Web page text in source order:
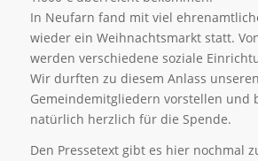
In Neufarn fand mit viel
wieder ein Weihnachtsmarkt statt.
werden verschiedene soziale
Wir durften zu diesem Anlass
Gemeindemitgliedern vorstellen und
natürlich herzlich für die Spende.
Den Pressetext gibt es hier nochmal